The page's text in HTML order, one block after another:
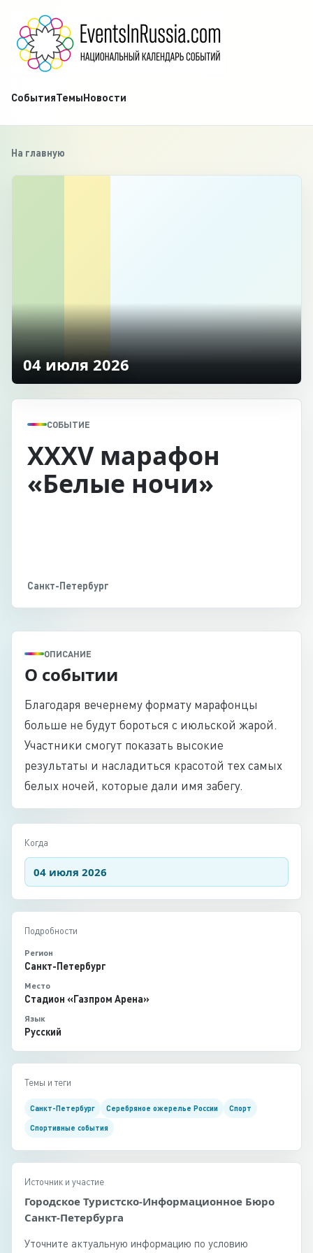
СобытияТемыНовости
На главную
04 июля 2026
СОБЫТИЕ
XXXV марафон
«Белые ночи»
Санкт-Петербург
ОПИСАНИЕ
О событии
Благодаря вечернему формату марафонцы
больше не будут бороться с июльской жарой.
Участники смогут показать высокие
результаты и насладиться красотой тех самых
белых ночей, которые дали имя забегу.
Когда
04 июля 2026
Подробности
Регион
Санкт-Петербург
Место
Стадион «Газпром Арена»
Язык
Русский
Темы и теги
Санкт-Петербург Серебряное ожерелье России Спорт
Спортивные события
Источник и участие
Городское Туристско-Информационное Бюро
Санкт-Петербурга
Уточните актуальную информацию по условию